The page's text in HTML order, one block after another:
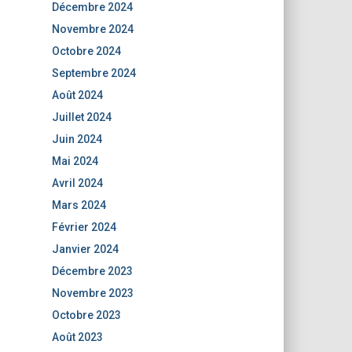
Décembre 2024
Novembre 2024
Octobre 2024
Septembre 2024
Août 2024
Juillet 2024
Juin 2024
Mai 2024
Avril 2024
Mars 2024
Février 2024
Janvier 2024
Décembre 2023
Novembre 2023
Octobre 2023
Août 2023